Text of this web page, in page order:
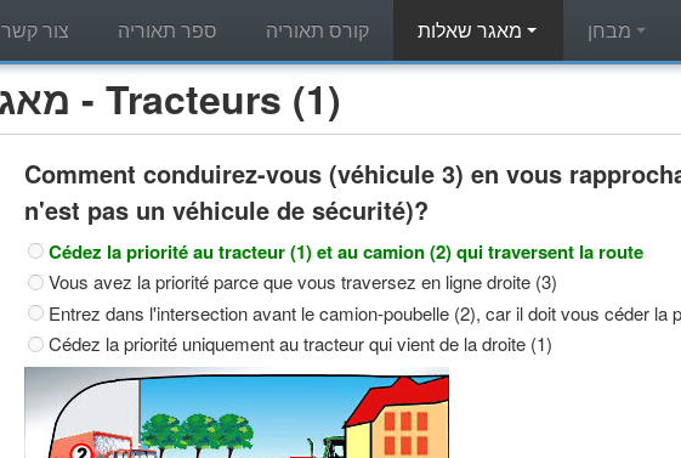
קורס תאוריה ספר תאוריה צור קשר
מאגר שאלות תאוריה - Tracteurs (1)
Comment conduirez-vous (véhicule 3) en vous
n'est pas un véhicule de sécurité)?
Cédez la priorité au tracteur (1) et au camion (2) qui traversent la route
Vous avez la priorité parce que vous traversez en ligne droite (3)
Entrez dans l'intersection avant le camion-poubelle (2), car il doit vous céder la
Cédez la priorité uniquement au tracteur qui vient de la droite (1)